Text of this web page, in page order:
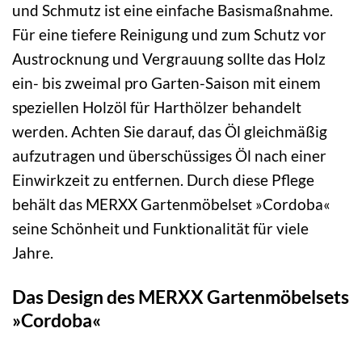
und Schmutz ist eine einfache Basismaßnahme.
Für eine tiefere Reinigung und zum Schutz vor
Austrocknung und Vergrauung sollte das Holz
ein- bis zweimal pro Garten-Saison mit einem
speziellen Holzöl für Harthölzer behandelt
werden. Achten Sie darauf, das Öl gleichmäßig
aufzutragen und überschüssiges Öl nach einer
Einwirkzeit zu entfernen. Durch diese Pflege
behält das MERXX Gartenmöbelset »Cordoba«
seine Schönheit und Funktionalität für viele
Jahre.
Das Design des MERXX Gartenmöbelsets
»Cordoba«